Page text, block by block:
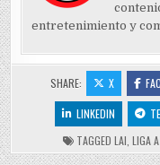
entretenimiento y
SHARE: X
LINKEDIN
TAGGED LAI LIGA